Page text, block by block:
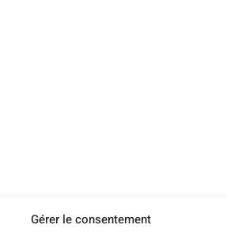
Gérer le consentement